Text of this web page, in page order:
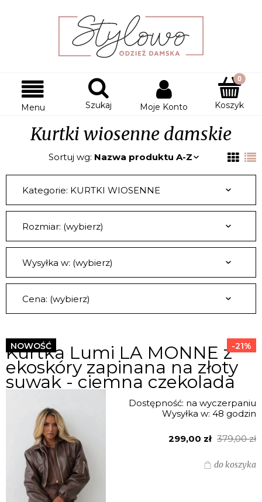
Menu Szukaj Moje Konto Koszyk
Kurtki wiosenne damskie
Sortuj wg: Nazwa produktu A-Z
Kategorie: KURTKI WIOSENNE
Rozmiar: (wybierz)
Wysyłka w: (wybierz)
Cena: (wybierz)
Kurtka Lumi LA MONNE z
ekoskóry zapinana na złoty
suwak - ciemna czekolada
Dostępność: na wyczerpaniu
Wysyłka w: 48 godzin
299,00 zł 379,00 zł
do koszyka
-21%
NOWOŚĆ